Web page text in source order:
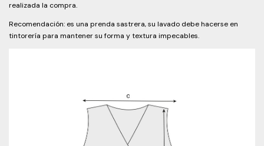
realizada la compra.
Recomendación: es una prenda sastrera, su lavado debe hacerse en
tintorería para mantener su forma y textura impecables.